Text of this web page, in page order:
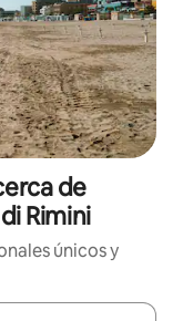
de
Rimini
únicos y